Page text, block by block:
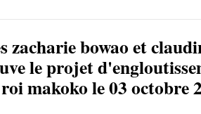
zacharie bowao et
le projet
makoko le 03 octobre